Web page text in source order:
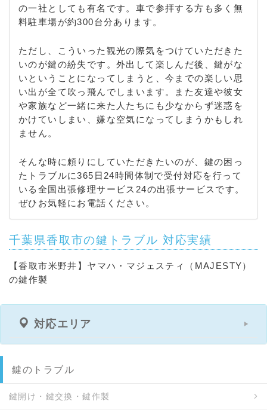
の一社としても有名です。車で参拝する方も多く無
料駐車場が約300台分あります。
ただし、こういった観光の際気をつけていただきた
いのが鍵の紛失です。外出して楽しんだ後、鍵がな
いということになってしまうと、今までの楽しい思
い出が全て吹っ飛んでしまいます。また友達や彼女
や家族など一緒に来た人たちにも少なからず迷惑を
かけていしまい、嫌な空気になってしまうかもしれ
ません。
そんな時に頼りにしていただきたいのが、鍵の困っ
たトラブルに365日24時間体制で受付対応を行って
いる全国出張修理サービス24の出張サービスです。
ぜひお気軽にお電話ください。
千葉県香取市の鍵トラブル 対応実績
【香取市米野井】ヤマハ・マジェスティ（MAJESTY）
の鍵作製
対応エリア
鍵のトラブル
鍵開け・鍵交換・鍵作製